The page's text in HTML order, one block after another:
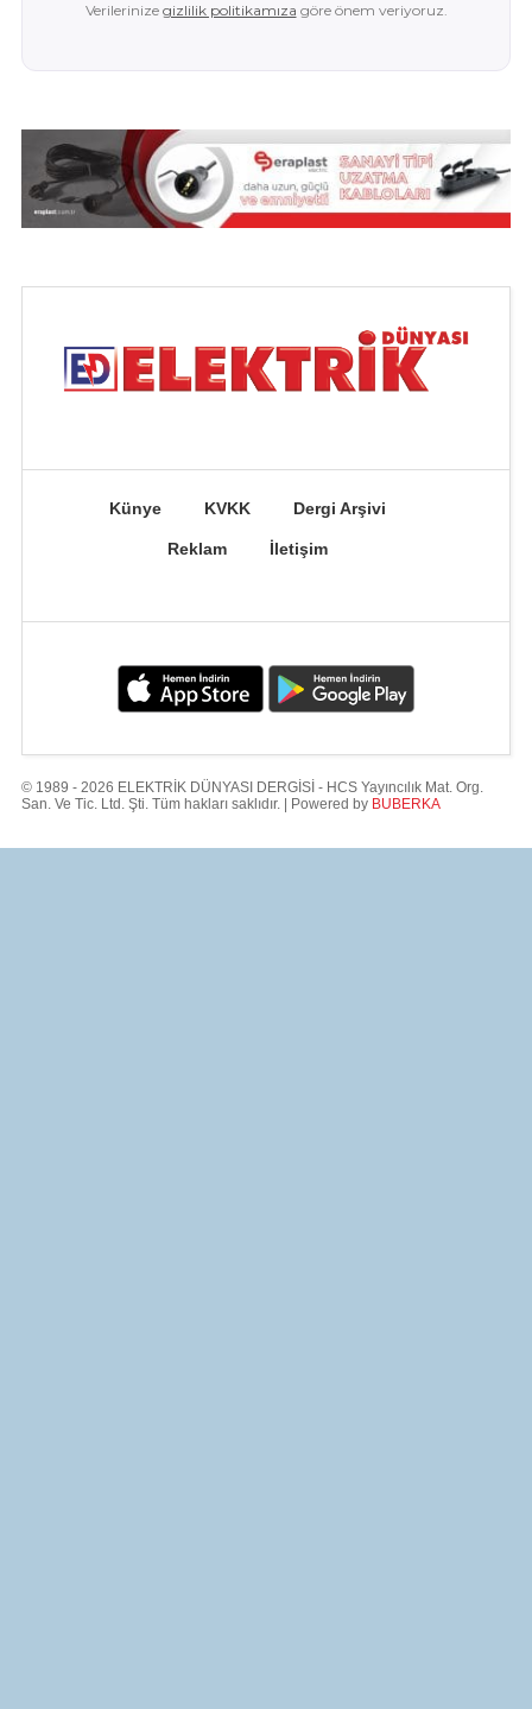
Verilerinize gizlilik politikamıza göre önem veriyoruz.
Künye KVKK Dergi Arşivi
Reklam İletişim
© 1989 - 2026 ELEKTRİK DÜNYASI DERGİSİ - HCS Yayıncılık Mat. Org.
San. Ve Tic. Ltd. Şti. Tüm hakları saklıdır. | Powered by BUBERKA